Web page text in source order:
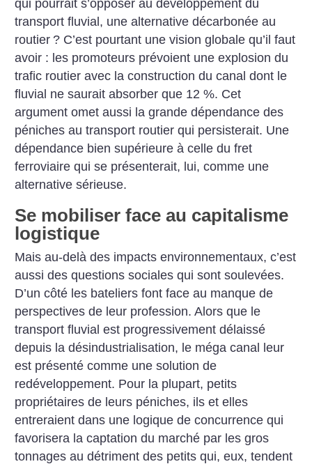
qui pourrait s’opposer au développement du
transport fluvial, une alternative décarbonée au
routier ? C’est pourtant une vision globale qu’il faut
avoir : les promoteurs prévoient une explosion du
trafic routier avec la construction du canal dont le
fluvial ne saurait absorber que 12 %. Cet
argument omet aussi la grande dépendance des
péniches au transport routier qui persisterait. Une
dépendance bien supérieure à celle du fret
ferroviaire qui se présenterait, lui, comme une
alternative sérieuse.
Se mobiliser face au capitalisme
logistique
Mais au-delà des impacts environnementaux, c’est
aussi des questions sociales qui sont soulevées.
D’un côté les bateliers font face au manque de
perspectives de leur profession. Alors que le
transport fluvial est progressivement délaissé
depuis la désindustrialisation, le méga canal leur
est présenté comme une solution de
redéveloppement. Pour la plupart, petits
propriétaires de leurs péniches, ils et elles
entreraient dans une logique de concurrence qui
favorisera la captation du marché par les gros
tonnages au détriment des petits qui, eux, tendent